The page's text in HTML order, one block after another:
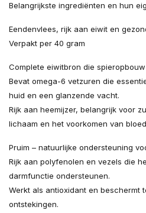
Belangrijkste ingrediënten en hun
Eendenvlees, rijk aan eiwit en
Verpakt per 40 gram
Complete eiwitbron die
Bevat omega-6 vetzuren die
huid en een glanzende vacht.
Rijk aan heemijzer, belangrijk voor
lichaam en het voorkomen van
Pruim – natuurlijke ondersteuning
Rijk aan polyfenolen en vezels die
darmfunctie ondersteunen.
Werkt als antioxidant en beschermt
ontstekingen.